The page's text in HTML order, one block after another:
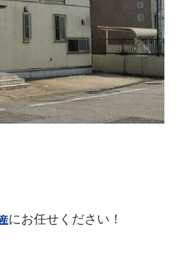
にお任せください！